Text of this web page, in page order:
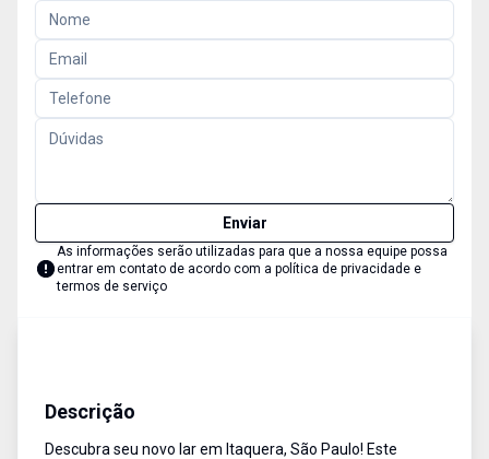
Enviar
As informações serão utilizadas para que a nossa equipe possa
entrar em contato de acordo com a política de privacidade e
termos de serviço
Descrição
Descubra seu novo lar em Itaquera, São Paulo! Este